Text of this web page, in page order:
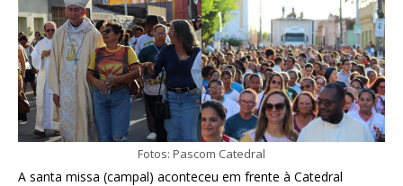
Fotos: Pascom Catedral
A santa missa (campal) aconteceu em frente à Catedral